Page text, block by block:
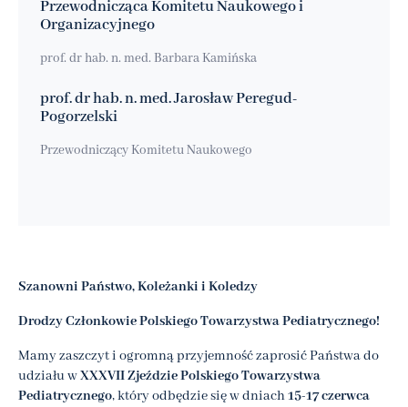
Przewodnicząca Komitetu Naukowego i
Organizacyjnego
prof. dr hab. n. med. Barbara Kamińska
prof. dr hab. n. med. Jarosław Peregud-
Pogorzelski
Przewodniczący Komitetu Naukowego
Szanowni Państwo, Koleżanki i Koledzy
Drodzy Członkowie Polskiego Towarzystwa Pediatrycznego!
Mamy zaszczyt i ogromną przyjemność zaprosić Państwa do
udziału wXXXVII Zjeździe Polskiego Towarzystwa
Pediatrycznego, który odbędzie się w dniach15-17 czerwca